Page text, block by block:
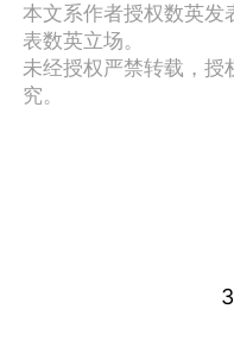
本文系作者授权数英发
表数英立场。
未经授权严禁转载，授
究。